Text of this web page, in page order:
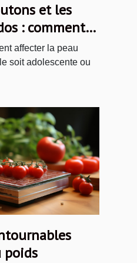
et les
: comment
affecter la peau
soit adolescente ou
poids